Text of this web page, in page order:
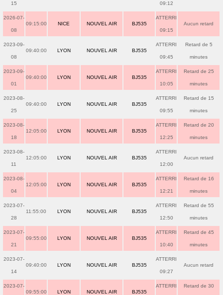
15 09:12
2026-07-
08
09:15:00 NICE NOUVEL AIR BJ535
ATTERRI
09:15
Aucun retard
2023-09-
08
09:40:00 LYON NOUVEL AIR BJ535
ATTERRI
09:45
Retard de 5
minutes
2023-09-
01
09:40:00 LYON NOUVEL AIR BJ535
ATTERRI
10:05
Retard de 25
minutes
2023-08-
25
09:40:00 LYON NOUVEL AIR BJ535
ATTERRI
09:55
Retard de 15
minutes
2023-08-
18
12:05:00 LYON NOUVEL AIR BJ535
ATTERRI
12:25
Retard de 20
minutes
2023-08-
11
12:05:00 LYON NOUVEL AIR BJ535
ATTERRI
12:00
Aucun retard
2023-08-
04
12:05:00 LYON NOUVEL AIR BJ535
ATTERRI
12:21
Retard de 16
minutes
2023-07-
28
11:55:00 LYON NOUVEL AIR BJ535
ATTERRI
12:50
Retard de 55
minutes
2023-07-
21
09:55:00 LYON NOUVEL AIR BJ535
ATTERRI
10:40
Retard de 45
minutes
2023-07-
14
09:40:00 LYON NOUVEL AIR BJ535
ATTERRI
09:27
Aucun retard
2023-07-
09:55:00 LYON NOUVEL AIR BJ535
ATTERRI Retard de 30